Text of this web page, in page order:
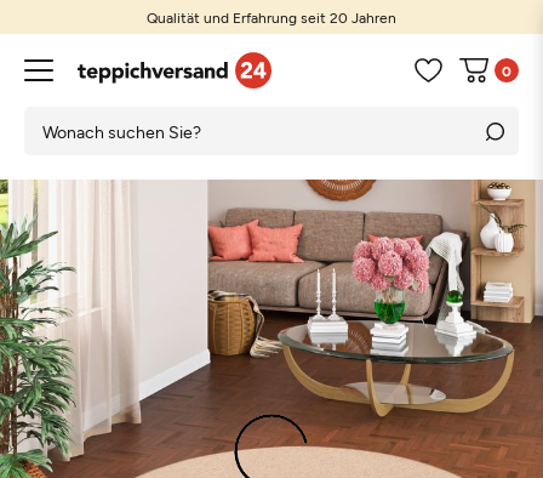
Qualität und Erfahrung seit 20 Jahren
0